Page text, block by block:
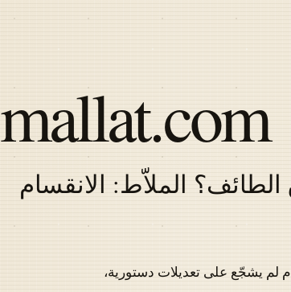
mallat.com
Latest
الملاّط: الانقسام
لم يشجّع على تعديلات دستورية،